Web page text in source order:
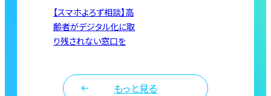
【スマホよろず相談】高
齢者がデジタル化に取
り残されない窓口を
もっと見る